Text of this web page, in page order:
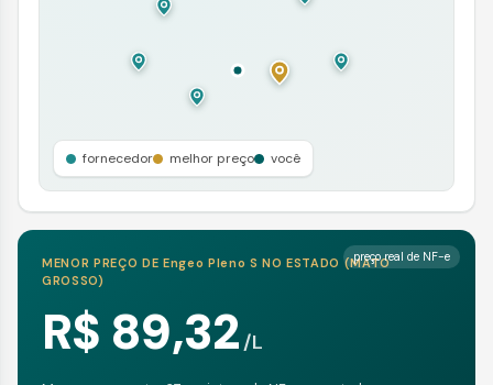
fornecedor melhor preço você
preço real de NF-e
MENOR PREÇO DE Engeo Pleno S NO ESTADO (MATO
GROSSO)
R$ 89,32/L